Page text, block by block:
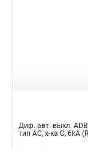
Диф. авт. выкл.
тип AС, х-ка С, 6kA